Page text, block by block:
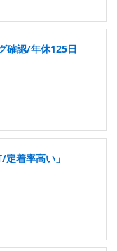
確認/年休125日
着率高い」